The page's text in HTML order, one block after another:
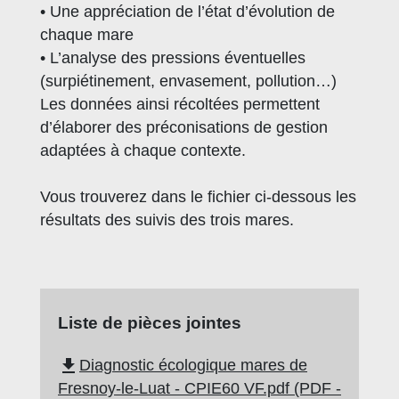
• Une appréciation de l’état d’évolution de
chaque mare
• L’analyse des pressions éventuelles
(surpiétinement, envasement, pollution…)
Les données ainsi récoltées permettent
d’élaborer des préconisations de gestion
adaptées à chaque contexte.
Vous trouverez dans le fichier ci-dessous les
résultats des suivis des trois mares.
Liste de pièces jointes
file_download Diagnostic écologique mares de
Fresnoy-le-Luat - CPIE60 VF.pdf (PDF -